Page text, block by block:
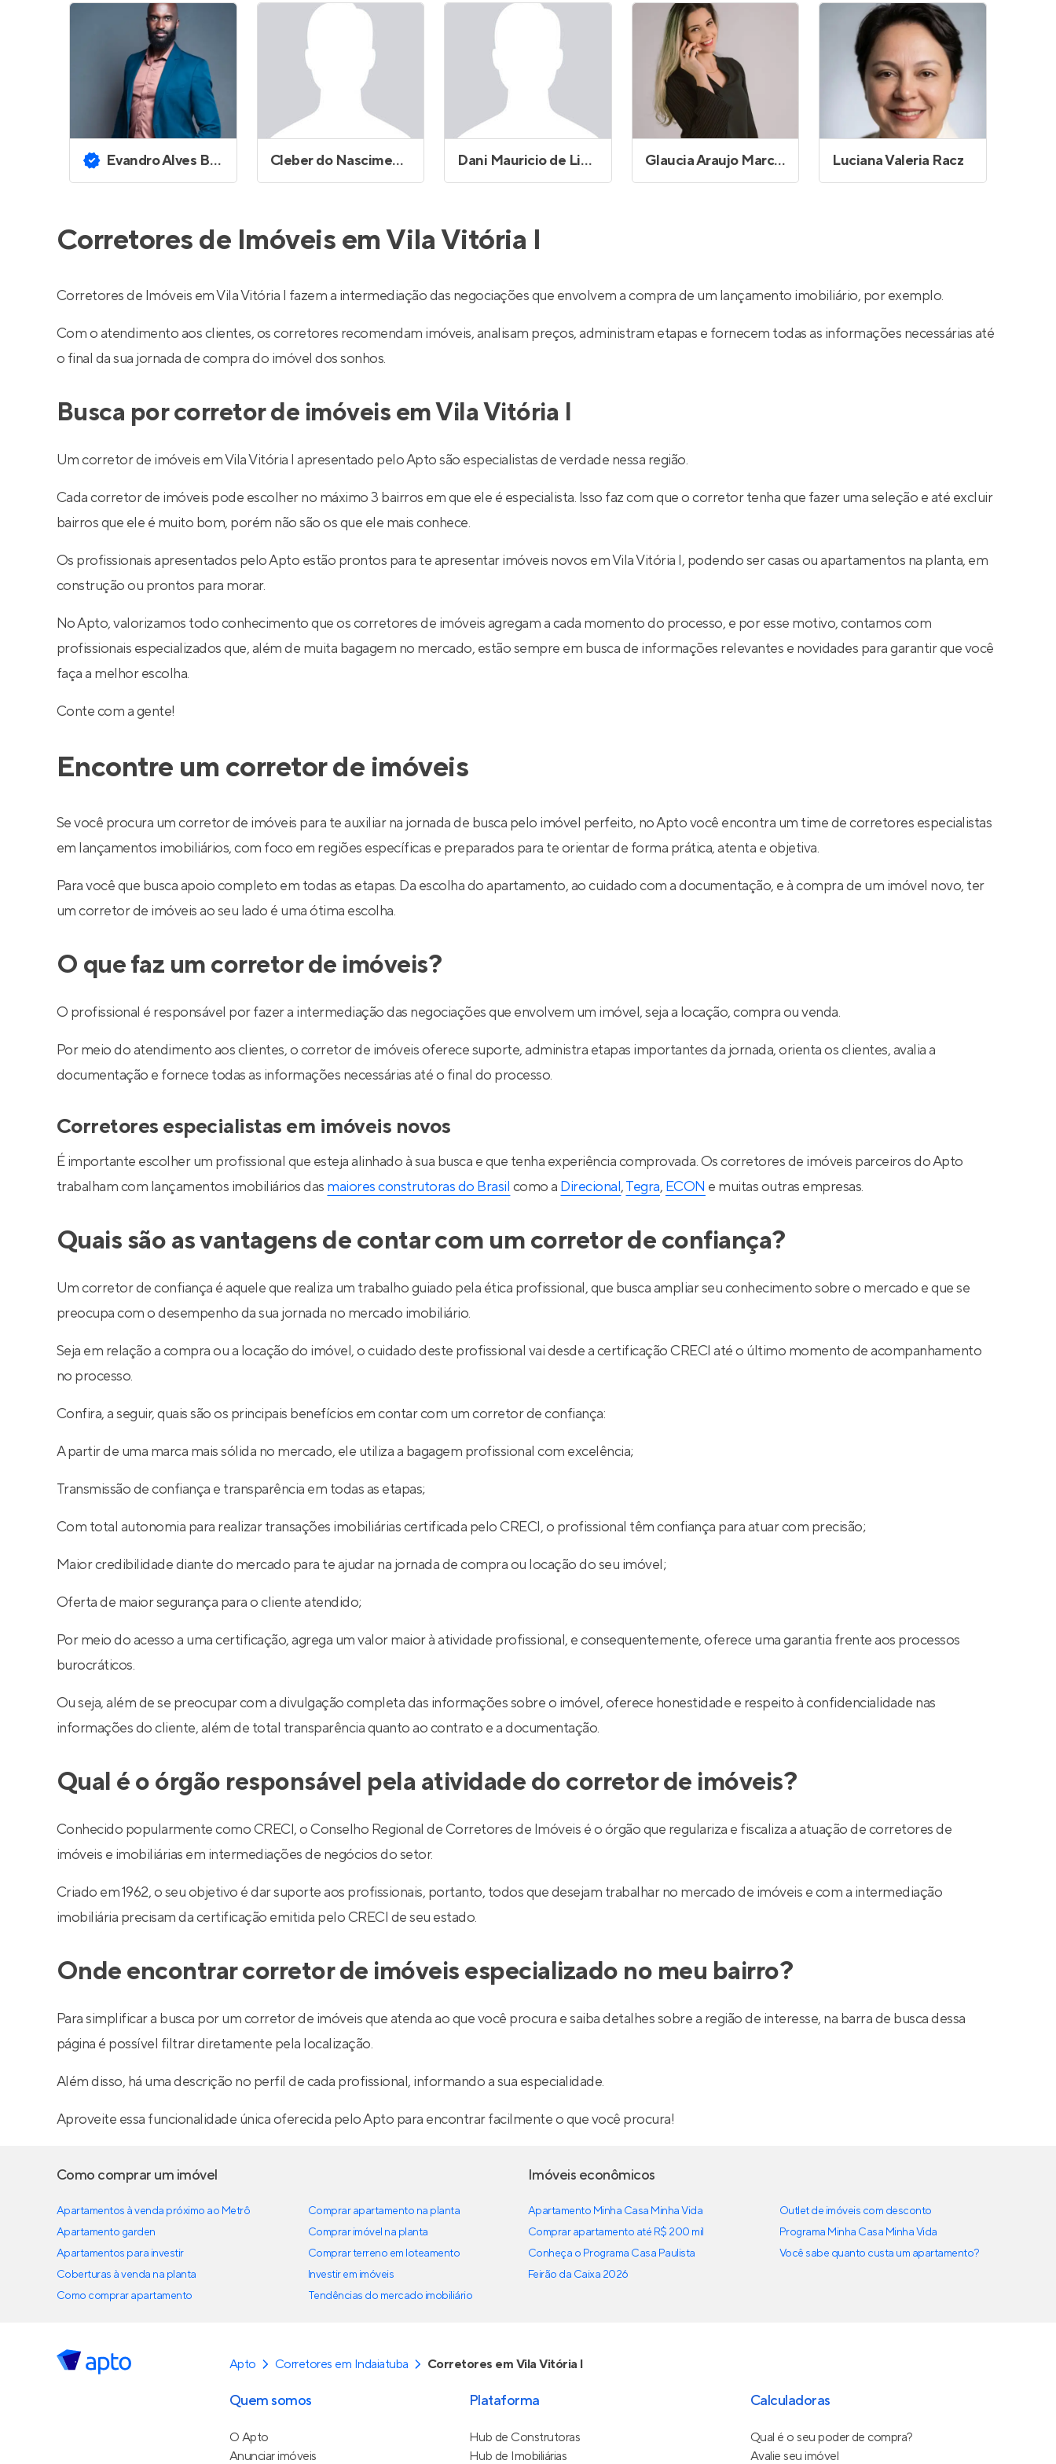
Entrar no Apto
Evandro Alves Bittencourt Cleber do Nascimento Dani Mauricio de Lima Glaucia Araujo Marcos Luciana Valeria Racz
Corretores de Imóveis em Vila Vitória I
Corretores de Imóveis em Vila Vitória I fazem a intermediação das negociações que envolvem a compra de um lançamento imobiliário, por exemplo.
Com o atendimento aos clientes, os corretores recomendam imóveis, analisam preços, administram etapas e fornecem todas as informações necessárias até
o final da sua jornada de compra do imóvel dos sonhos.
Busca por corretor de imóveis em Vila Vitória I
Um corretor de imóveis em Vila Vitória I apresentado pelo Apto são especialistas de verdade nessa região.
Cada corretor de imóveis pode escolher no máximo 3 bairros em que ele é especialista. Isso faz com que o corretor tenha que fazer uma seleção e até excluir
bairros que ele é muito bom, porém não são os que ele mais conhece.
Os profissionais apresentados pelo Apto estão prontos para te apresentar imóveis novos em Vila Vitória I, podendo ser casas ou apartamentos na planta, em
construção ou prontos para morar.
No Apto, valorizamos todo conhecimento que os corretores de imóveis agregam a cada momento do processo, e por esse motivo, contamos com
profissionais especializados que, além de muita bagagem no mercado, estão sempre em busca de informações relevantes e novidades para garantir que você
faça a melhor escolha.
Conte com a gente!
Encontre um corretor de imóveis
Se você procura um corretor de imóveis para te auxiliar na jornada de busca pelo imóvel perfeito, no Apto você encontra um time de corretores especialistas
em lançamentos imobiliários, com foco em regiões específicas e preparados para te orientar de forma prática, atenta e objetiva.
Para você que busca apoio completo em todas as etapas. Da escolha do apartamento, ao cuidado com a documentação, e à compra de um imóvel novo, ter
um corretor de imóveis ao seu lado é uma ótima escolha.
O que faz um corretor de imóveis?
O profissional é responsável por fazer a intermediação das negociações que envolvem um imóvel, seja a locação, compra ou venda.
Por meio do atendimento aos clientes, o corretor de imóveis oferece suporte, administra etapas importantes da jornada, orienta os clientes, avalia a
documentação e fornece todas as informações necessárias até o final do processo.
Corretores especialistas em imóveis novos
É importante escolher um profissional que esteja alinhado à sua busca e que tenha experiência comprovada. Os corretores de imóveis parceiros do Apto
trabalham com lançamentos imobiliários das maiores construtoras do Brasil como a Direcional,Tegra, ECON e muitas outras empresas.
Quais são as vantagens de contar com um corretor de confiança?
Um corretor de confiança é aquele que realiza um trabalho guiado pela ética profissional, que busca ampliar seu conhecimento sobre o mercado e que se
preocupa com o desempenho da sua jornada no mercado imobiliário.
Seja em relação a compra ou a locação do imóvel, o cuidado deste profissional vai desde a certificação CRECI até o último momento de acompanhamento
no processo.
Confira, a seguir, quais são os principais benefícios em contar com um corretor de confiança:
A partir de uma marca mais sólida no mercado, ele utiliza a bagagem profissional com excelência;
Transmissão de confiança e transparência em todas as etapas;
Com total autonomia para realizar transações imobiliárias certificada pelo CRECI, o profissional têm confiança para atuar com precisão;
Maior credibilidade diante do mercado para te ajudar na jornada de compra ou locação do seu imóvel;
Oferta de maior segurança para o cliente atendido;
Por meio do acesso a uma certificação, agrega um valor maior à atividade profissional, e consequentemente, oferece uma garantia frente aos processos
burocráticos.
Ou seja, além de se preocupar com a divulgação completa das informações sobre o imóvel, oferece honestidade e respeito à confidencialidade nas
informações do cliente, além de total transparência quanto ao contrato e a documentação.
Qual é o órgão responsável pela atividade do corretor de imóveis?
Conhecido popularmente como CRECI, o Conselho Regional de Corretores de Imóveis é o órgão que regulariza e fiscaliza a atuação de corretores de
imóveis e imobiliárias em intermediações de negócios do setor.
Criado em 1962, o seu objetivo é dar suporte aos profissionais, portanto, todos que desejam trabalhar no mercado de imóveis e com a intermediação
imobiliária precisam da certificação emitida pelo CRECI de seu estado.
Onde encontrar corretor de imóveis especializado no meu bairro?
Para simplificar a busca por um corretor de imóveis que atenda ao que você procura e saiba detalhes sobre a região de interesse, na barra de busca dessa
página é possível filtrar diretamente pela localização.
Além disso, há uma descrição no perfil de cada profissional, informando a sua especialidade.
Aproveite essa funcionalidade única oferecida pelo Apto para encontrar facilmente o que você procura!
Como comprar um imóvel
Apartamentos à venda próximo ao Metrô
Apartamento garden
Apartamentos para investir
Coberturas à venda na planta
Como comprar apartamento
Comprar apartamento na planta
Comprar imóvel na planta
Comprar terreno em loteamento
Investir em imóveis
Tendências do mercado imobiliário
Imóveis econômicos
Apartamento Minha Casa Minha Vida
Comprar apartamento até R$ 200 mil
Conheça o Programa Casa Paulista
Feirão da Caixa 2026
Outlet de imóveis com desconto
Programa Minha Casa Minha Vida
Você sabe quanto custa um apartamento?
Apto Corretores em Indaiatuba Corretores em Vila Vitória I
Quem somos
O Apto
Anunciar imóveis
Plataforma
Hub de Construtoras
Hub de Imobiliárias
Calculadoras
Qual é o seu poder de compra?
Avalie seu imóvel